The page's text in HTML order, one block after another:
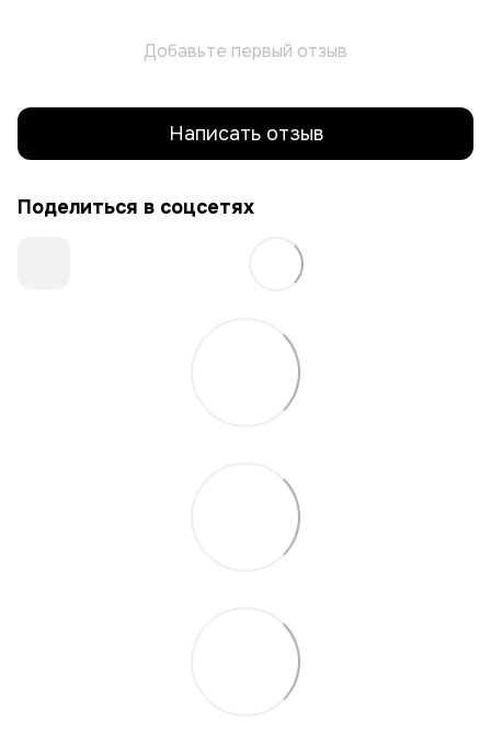
Добавьте первый отзыв
Написать отзыв
Поделиться в соцсетях